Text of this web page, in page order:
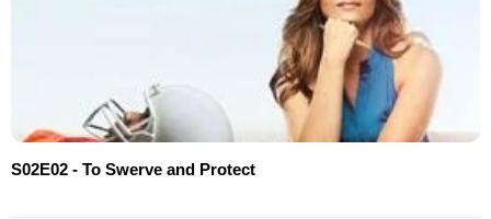
S02E02 - To Swerve and Protect